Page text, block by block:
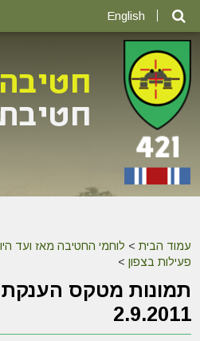
English
עמוד הבית > לוחמי החטיבה מאז ועד
פעילות בצפון >
תמונות מטקס הענקת
2.9.2011